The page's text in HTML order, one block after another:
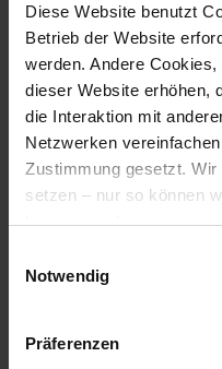
Diese Website benutzt
Betrieb der Website
werden. Andere
dieser Website erhöhen,
die Interaktion mit
Netzwerken
Zustimmung gesetzt.
setzen – nur so können
besser machen.
Hier geht es zu der
Notwendig
Präferenzen
Effizienz und
Diese Live-Spots
Arbeitssituationen
• Effizienz &
• Form & Funktion
• Technik & Transport
• Höhen & Tiefen
tauschen Sie sich
An wen richtet sich